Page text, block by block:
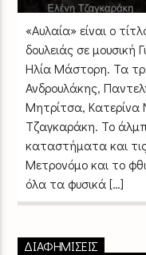
«Αυλαία» είναι ο
δουλειάς σε μουσική
Ηλία Μάστορη. Τα
Ανδρουλάκης,
Μητρίτσα,
Τζαγκαράκη. Το
καταστήματα και
Μετρονόμο και το
όλα τα φυσικά […]
ΔΙΑΦΗΜΙΣΕΙΣ